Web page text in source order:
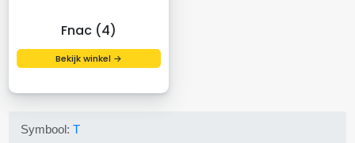
Fnac (4)
Bekijk winkel →
Symbool:T